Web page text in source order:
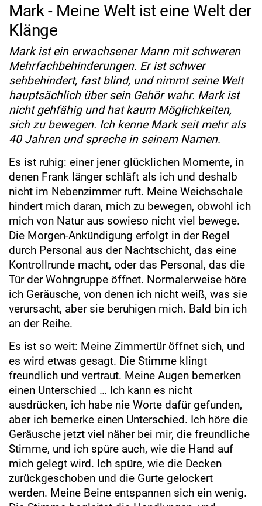
Mark - Meine Welt ist eine Welt der
Klänge
Mark ist ein erwachsener Mann mit schweren
Mehrfachbehinderungen. Er ist schwer
sehbehindert, fast blind, und nimmt seine Welt
hauptsächlich über sein Gehör wahr. Mark ist
nicht gehfähig und hat kaum Möglichkeiten,
sich zu bewegen. Ich kenne Mark seit mehr als
40 Jahren und spreche in seinem Namen.
Es ist ruhig: einer jener glücklichen Momente, in
denen Frank länger schläft als ich und deshalb
nicht im Nebenzimmer ruft. Meine Weichschale
hindert mich daran, mich zu bewegen, obwohl ich
mich von Natur aus sowieso nicht viel bewege.
Die Morgen-Ankündigung erfolgt in der Regel
durch Personal aus der Nachtschicht, das eine
Kontrollrunde macht, oder das Personal, das die
Tür der Wohngruppe öffnet. Normalerweise höre
ich Geräusche, von denen ich nicht weiß, was sie
verursacht, aber sie beruhigen mich. Bald bin ich
an der Reihe.
Es ist so weit: Meine Zimmertür öffnet sich, und
es wird etwas gesagt. Die Stimme klingt
freundlich und vertraut. Meine Augen bemerken
einen Unterschied … Ich kann es nicht
ausdrücken, ich habe nie Worte dafür gefunden,
aber ich bemerke einen Unterschied. Ich höre die
Geräusche jetzt viel näher bei mir, die freundliche
Stimme, und ich spüre auch, wie die Hand auf
mich gelegt wird. Ich spüre, wie die Decken
zurückgeschoben und die Gurte gelockert
werden. Meine Beine entspannen sich ein wenig.